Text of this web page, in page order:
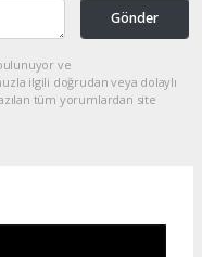
Gönder
ve
ilgili doğrudan veya dolaylı
tüm yorumlardan site